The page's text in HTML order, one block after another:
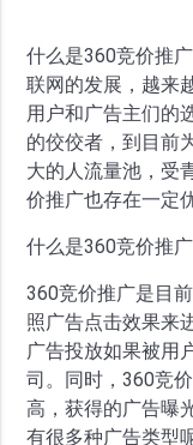
什么是360竞价推
联网的发展，越来
用户和广告主们的
的佼佼者，到目前
大的人流量池，受
价推广也存在一定
什么是360竞价推广
360竞价推广是目
照广告点击效果来
广告投放如果被用
司。同时，360竞
高，获得的广告曝
有很多种广告类型